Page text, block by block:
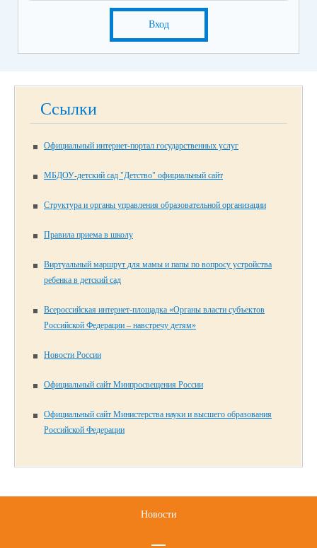
Вход
Ссылки
Официальный интернет-портал государственных услуг
МБДОУ-детский сад "Детство" официальный сайт
Структура и органы управления образовательной организации
Правила приема в школу
Виртуальный маршрут для мамы и папы по вопросу устройства
ребенка в детский сад
Всероссийская интернет-площадка «Органы власти субъектов
Российской Федерации – навстречу детям»
Новости России
Официальный сайт Минпросвещения России
Официальный сайт Министерства науки и высшего образования
Российской Федерации
Новости